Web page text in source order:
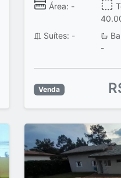
Área: -
Suítes: -
-
Venda